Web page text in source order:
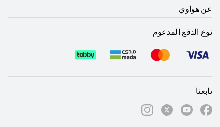
عن هواوي
نوع الدفع المدعوم
تابعنا